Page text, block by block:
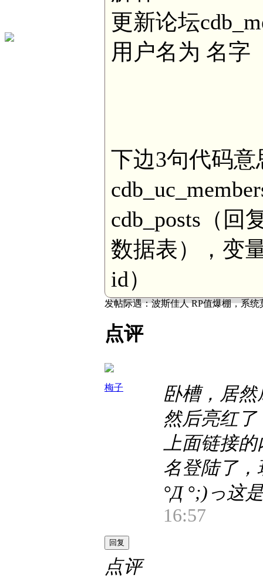
更新论坛
用户名为 名字
下边3句代码
cdb_posts（回
数据表），变
id）
发帖际遇：波斯佳人 RP值爆棚，系
点评
梅子
卧槽，居
然后亮红
上面链接的
名登陆了
°Д °;)っ这
16:57
回复
点评